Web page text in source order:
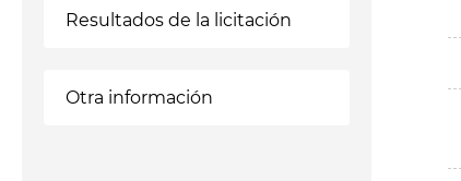
Resultados de la licitación
Otra información